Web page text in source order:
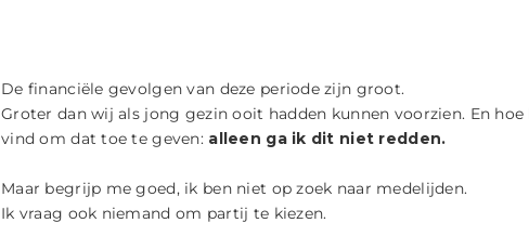
De financiële gevolgen van deze periode zijn groot.
Groter dan wij als jong gezin ooit hadden kunnen voorzien. En
vind om dat toe te geven: alleen ga ik dit niet redden.
Maar begrijp me goed, ik ben niet op zoek naar medelijden.
Ik vraag ook niemand om partij te kiezen.